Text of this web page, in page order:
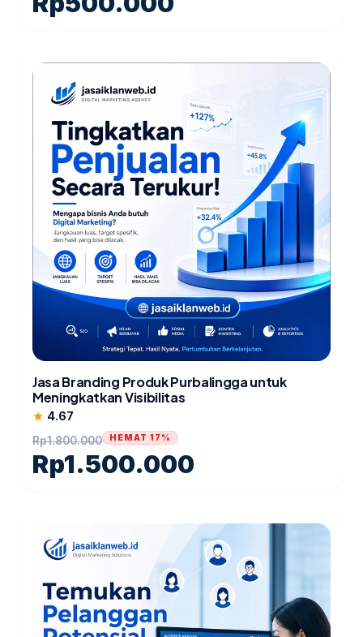
Jasa Branding Produk Purbalingga untuk
Meningkatkan Visibilitas
star 4.67
Rp1.800.000
Rp1.500.000
HEMAT 17%